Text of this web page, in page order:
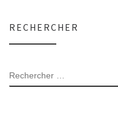
RECHERCHER
RECHERCHER